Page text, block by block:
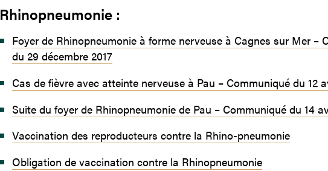
Rhinopneumonie :
Foyer de Rhinopneumonie à forme nerveuse à Cagnes sur Mer –
du 29 décembre 2017
Cas de fièvre avec atteinte nerveuse à Pau – Communiqué du 12
Suite du foyer de Rhinopneumonie de Pau – Communiqué du 14
Vaccination des reproducteurs contre la Rhino-pneumonie
Obligation de vaccination contre la Rhinopneumonie